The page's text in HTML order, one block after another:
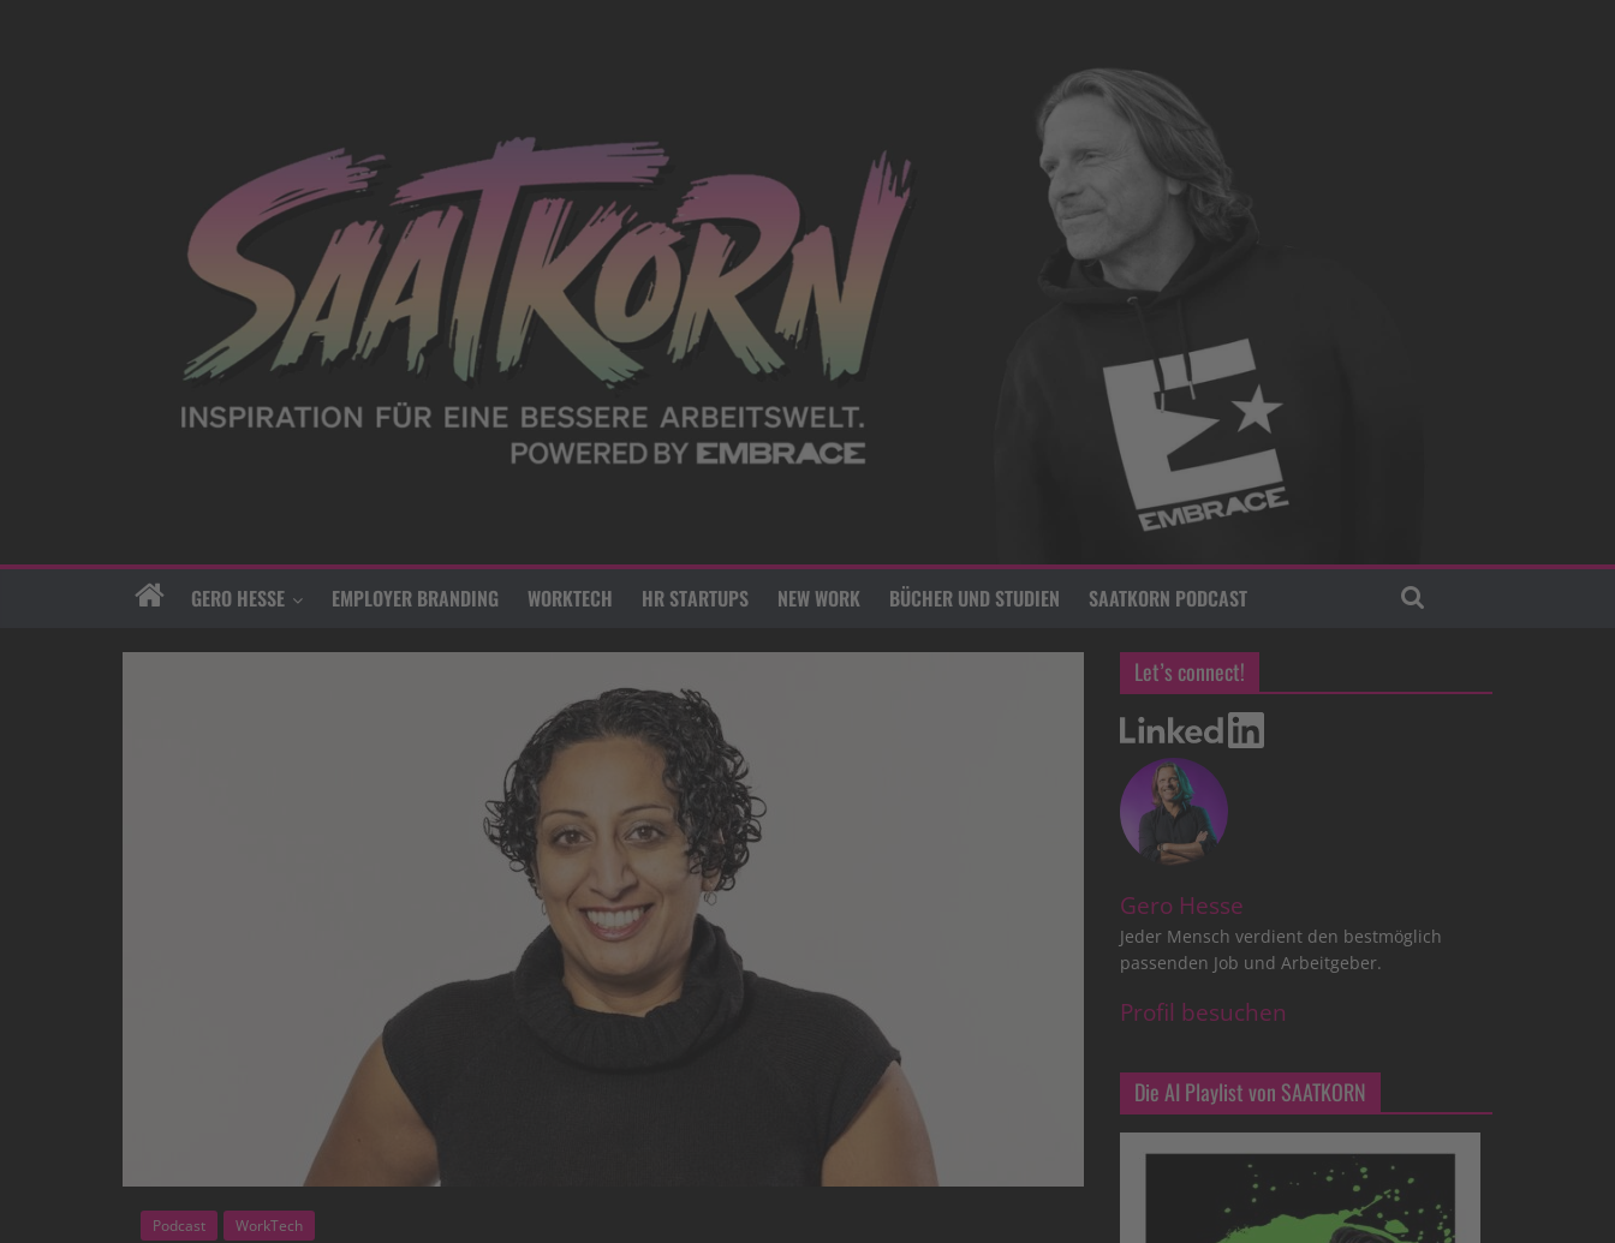
GERO HESSE EMPLOYER BRANDING WORKTECH HR STARTUPS NEW WORK BÜCHER UND STUDIEN SAATKORN PODCAST
Podcast WorkTech
Let’s connect!
Gero Hesse
Jeder Mensch verdient den bestmöglich
passenden Job und Arbeitgeber.
Profil besuchen
Die AI Playlist von SAATKORN